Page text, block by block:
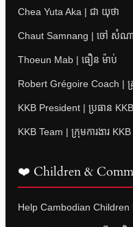
Chea Yuta Aka | ជា យុថា
Chaut Samnang | ចៅ សំណ
Thoeun Mab | ធឿន ម៉ាប់
Robert Grégoire Coach |
KKB President | ប្រធាន KKB
KKB Team | ក្រុមការងារ KKB
❤️ Children &
Help Cambodian Children